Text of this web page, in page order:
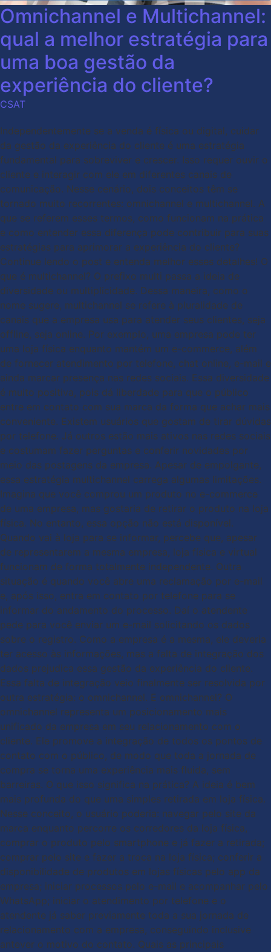
Omnichannel e Multichannel:
qual a melhor estratégia para
uma boa gestão da
experiência do cliente?
CSAT
Independentemente se a venda é física ou digital, cuidar
da gestão da experiência do cliente é uma estratégia
fundamental para sobreviver e crescer. Isso requer ouvir o
cliente e interagir com ele em diferentes canais de
comunicação. Nesse cenário, dois conceitos têm se
tornado muito recorrentes: omnichannel e multichannel. A
que se referem esses termos, como funcionam na prática
e como entender essa diferença pode contribuir para suas
estratégias para aprimorar a experiência do cliente?
Continue lendo o post e entenda melhor esses detalhes! O
que é multichannel? O prefixo multi passa a ideia de
diversidade ou multiplicidade. Dessa maneira, como o
nome sugere, multichannel se refere à pluralidade de
canais que a empresa usa para atender seus clientes, seja
offline, seja online. Por exemplo, uma empresa pode ter
uma loja física enquanto mantém um e-commerce, além
de fornecer atendimento por telefone, chat online, e-mail e
ainda marcar presença nas redes sociais. Essa diversidade
é muito positiva, pois dá liberdade para que o público
entre em contato com sua marca da forma que achar mais
conveniente. Existem usuários que gostam de tirar dúvidas
por telefone. Já outros estão mais ativos nas redes sociais
e costumam fazer perguntas e conferir novidades por
meio das postagens da empresa. Apesar de empolgante,
essa estratégia multichannel carrega algumas limitações.
Imagina que você comprou um produto no e-commerce
de uma empresa, mas gostaria de retirar o produto na loja
física. No entanto, essa opção não está disponível.
Quando vai à loja para se informar, percebe que, apesar
de representarem a mesma empresa, loja física e virtual
funcionam de forma totalmente independente. Outra
situação é quando você abre uma reclamação por e-mail
e, após isso, entra em contato por telefone para se
informar do andamento do processo. Daí o atendente
pede para você enviar um e-mail solicitando os dados
sobre o registro. Como a empresa é a mesma, ele deveria
ter acesso às informações, mas a falta de integração dos
dados prejudica essa gestão da experiência do cliente.
Essa falta de integração veio finalmente ser resolvida por
outra estratégia: o omnichannel. E omnichannel? O
omnichannel representa um posicionamento mais
unificado da empresa em seu relacionamento com o
cliente. Ele promove a integração de todos os pontos de
contato com o público, de modo que toda a jornada de
compra se torna uma experiência mais fluida, sem
barreiras. O que isso significa na prática? A ideia é bem
mais profunda do que uma simples retirada em loja física.
Nesse conceito, o usuário poderia: navegar pelo site da
marca enquanto percorre os corredores da loja física,
comprar o produto pelo smartphone e já fazer a retirada;
comprar pelo site e fazer a troca na loja física; conferir a
disponibilidade de produtos em lojas físicas pelo app da
empresa; iniciar processos pelo e-mail e acompanhar pelo
WhatsApp; iniciar o atendimento por telefone e o
atendente já saber previamente toda a sua jornada de
relacionamento com a empresa, conseguindo inclusive
antever o motivo do contato. Quais as principais